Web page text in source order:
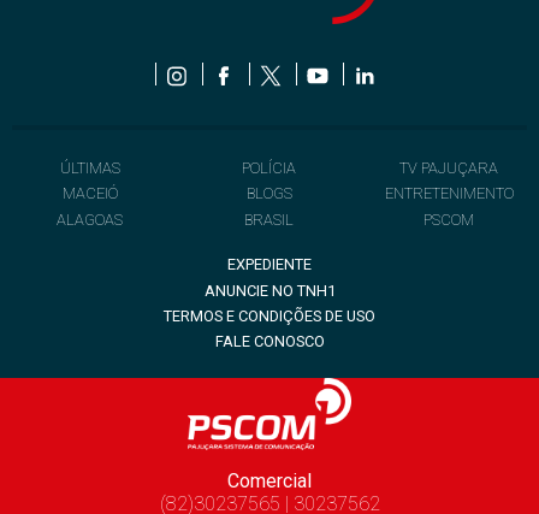
ÚLTIMAS
MACEIÓ
ALAGOAS
POLÍCIA
BLOGS
BRASIL
TV PAJUÇARA
ENTRETENIMENTO
PSCOM
EXPEDIENTE
ANUNCIE NO TNH1
TERMOS E CONDIÇÕES DE USO
FALE CONOSCO
Comercial
(82)30237565 | 30237562